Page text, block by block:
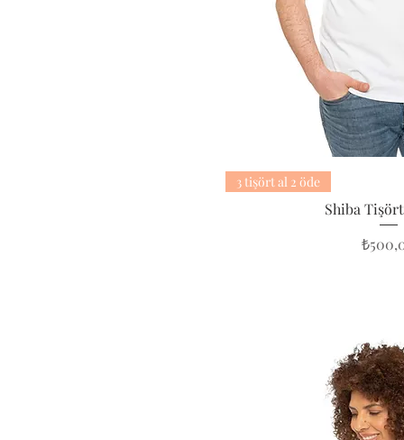
3 tişört al 2 öde
Shiba
Fiyat